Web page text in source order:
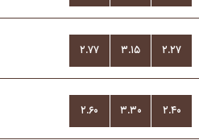
۲.۷۷ ۳.۱۵ ۲.۲۷
۲.۶۰ ۳.۳۰ ۲.۴۰